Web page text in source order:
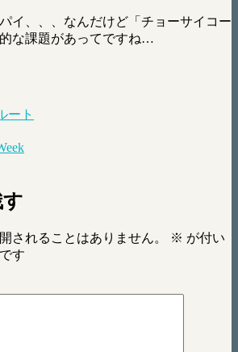
イ、、、なんだけど「チョーサイコー
な課題があってですね…
ート
されることはありません。 ※ が付い
す